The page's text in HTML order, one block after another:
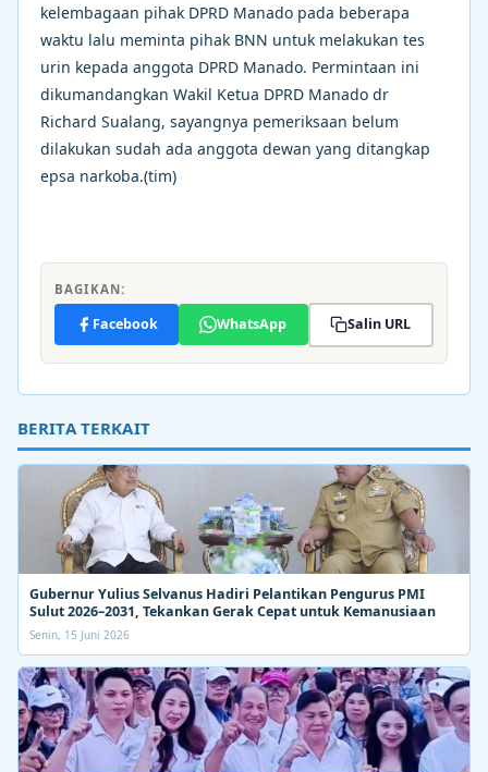
kelembagaan pihak DPRD Manado pada beberapa
waktu lalu meminta pihak BNN untuk melakukan tes
urin kepada anggota DPRD Manado. Permintaan ini
dikumandangkan Wakil Ketua DPRD Manado dr
Richard Sualang, sayangnya pemeriksaan belum
dilakukan sudah ada anggota dewan yang ditangkap
epsa narkoba.(tim)
BAGIKAN:
Facebook WhatsApp Salin URL
BERITA TERKAIT
Gubernur Yulius Selvanus Hadiri Pelantikan Pengurus PMI
Sulut 2026–2031, Tekankan Gerak Cepat untuk Kemanusiaan
Senin, 15 Juni 2026